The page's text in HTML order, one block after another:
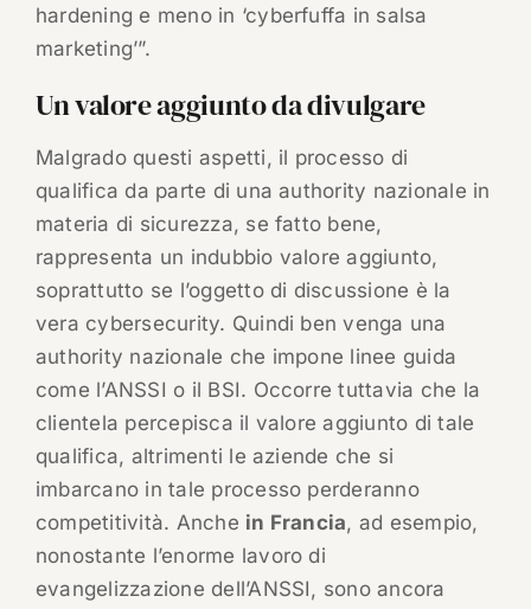
hardening e meno in ‘cyberfuffa in salsa
marketing’”.
Un valore aggiunto da divulgare
Malgrado questi aspetti, il processo di
qualifica da parte di una authority nazionale in
materia di sicurezza, se fatto bene,
rappresenta un indubbio valore aggiunto,
soprattutto se l’oggetto di discussione è la
vera cybersecurity. Quindi ben venga una
authority nazionale che impone linee guida
come l’ANSSI o il BSI. Occorre tuttavia che la
clientela percepisca il valore aggiunto di tale
qualifica, altrimenti le aziende che si
imbarcano in tale processo perderanno
competitività. Anche in Francia, ad esempio,
nonostante l’enorme lavoro di
evangelizzazione dell’ANSSI, sono ancora